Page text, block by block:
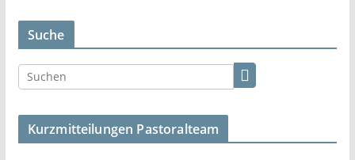
Suche
Kurzmitteilungen Pastoralteam